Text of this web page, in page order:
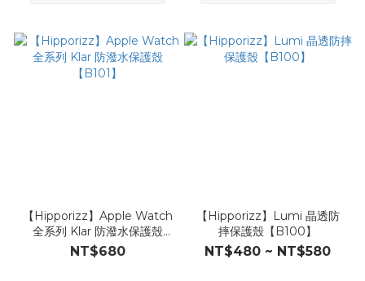
【Hipporizz】Apple Watch
全系列 Klar 防潑水保護殼
【B101】
NT$680
【Hipporizz】Lumi 晶透防
摔保護殼【B100】
NT$480 ~ NT$580